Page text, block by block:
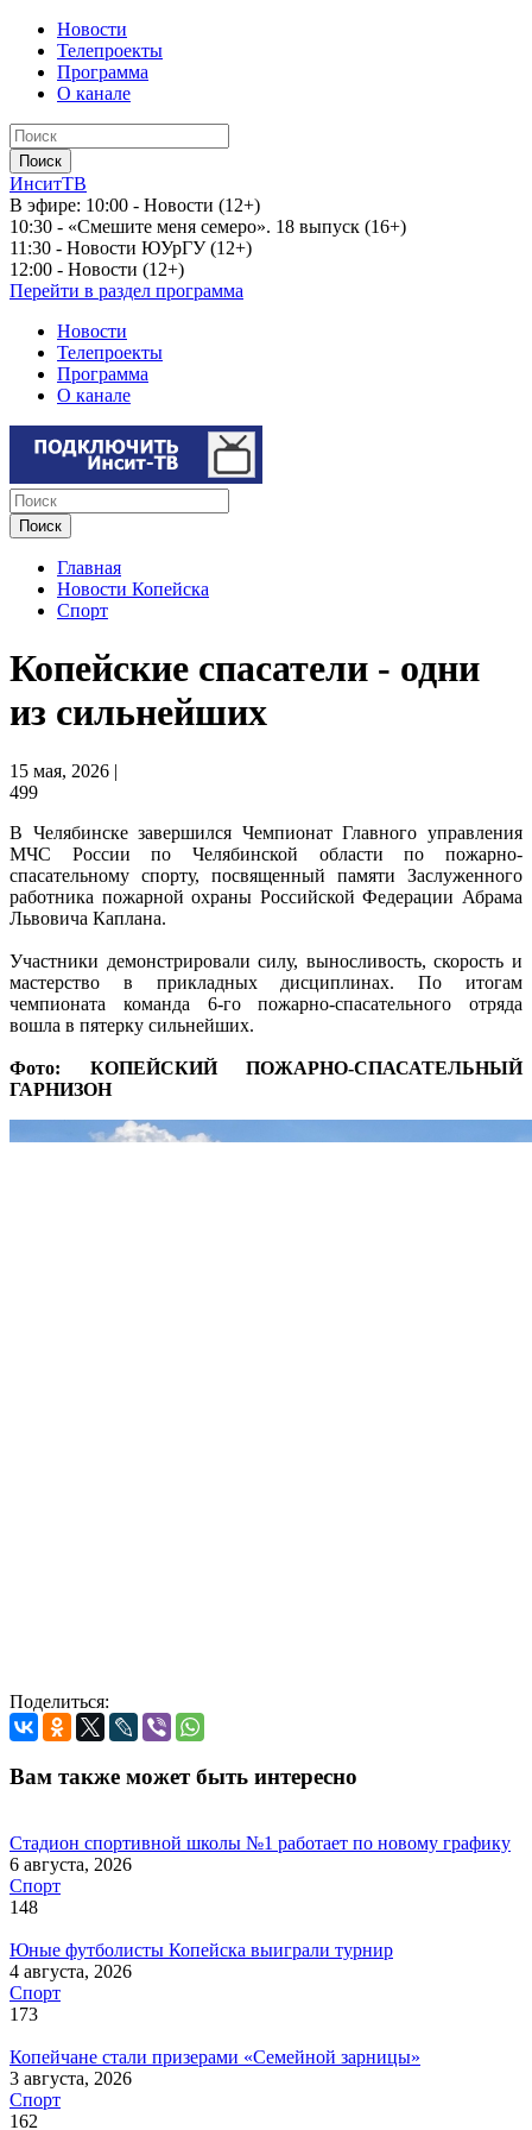
Новости
Телепроекты
Программа
О канале
ИнситТВ
В эфире: 10:00 - Новости (12+)
10:30 - «Смешите меня семеро». 18 выпуск (16+)
11:30 - Новости ЮУрГУ (12+)
12:00 - Новости (12+)
Перейти в раздел программа
Новости
Телепроекты
Программа
О канале
Главная
Новости Копейска
Спорт
Копейские спасатели - одни
из сильнейших
15 мая, 2026 |
499
В Челябинске завершился Чемпионат Главного управления
МЧС России по Челябинской области по пожарно-
спасательному спорту, посвященный памяти Заслуженного
работника пожарной охраны Российской Федерации Абрама
Львовича Каплана.
Участники демонстрировали силу, выносливость, скорость и
мастерство в прикладных дисциплинах. По итогам
чемпионата команда 6-го пожарно-спасательного отряда
вошла в пятерку сильнейших.
Фото: КОПЕЙСКИЙ ПОЖАРНО-СПАСАТЕЛЬНЫЙ
ГАРНИЗОН
Поделиться:
Вам также может быть интересно
Стадион спортивной школы №1 работает по новому графику
6 августа, 2026
Спорт
148
Юные футболисты Копейска выиграли турнир
4 августа, 2026
Спорт
173
Копейчане стали призерами «Семейной зарницы»
3 августа, 2026
Спорт
162